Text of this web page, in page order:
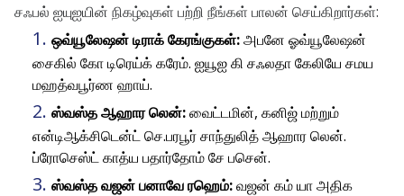
சஃபல் ஐயுஐயின் நிகழ்வுகள் பற்றி நீங்கள் பாலன் செய்கிறார்கள்:
ஒவ்யூலேஷன் டிராக் கேரங்குகள்:அபனே ஓவ்யூலேஷன்
சைகில் கோ டிரெய்க் கரேம். ஐயூஐ கி சஃலதா கேலியே சமய
மஹத்வபூர்ண ஹாய்.
ஸ்வஸ்த ஆஹார லென்:வைட்டமின், கனிஜ் மற்றும்
என்டிஆக்சிடென்ட் செ.பரபூர் சாந்துலித் ஆஹார லென்.
ப்ரோசெஸ்ட் காத்ய பதார்தோம் சே பசென்.
ஸ்வஸ்த வஜன் பனாவே ரஹெம்:வஜன் கம் யா அதிக